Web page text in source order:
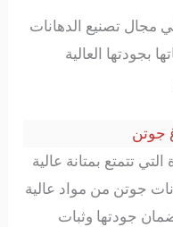
مجال تصنيع الدهانات
بجودتها العالية
جوتن
تتمتع بمتانة عالية
جوتن من مواد عالية
جودتها وثبات